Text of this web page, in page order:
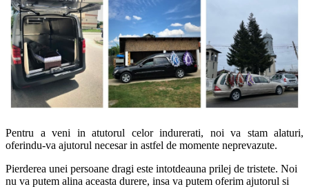
Pentru a veni in atutorul celor indurerati, noi va stam alaturi,
oferindu-va ajutorul necesar in astfel de momente neprevazute.
Pierderea unei persoane dragi este intotdeauna prilej de tristete. Noi
nu va putem alina aceasta durere, insa va putem oferim ajutorul si